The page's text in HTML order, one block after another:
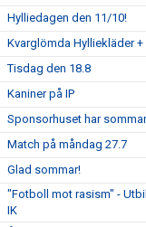
Hylliedagen den 11/10!
Kvarglömda Hylliekläder
Tisdag den 18.8
Kaniner på IP
Sponsorhuset har
Match på måndag 27.7
Glad sommar!
"Fotboll mot rasism" -
IK